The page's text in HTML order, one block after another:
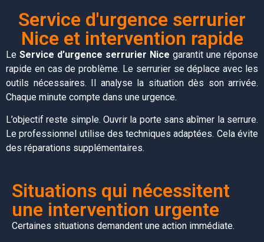
Service d'urgence serrurier
Nice et intervention rapide
Le Service d’urgence serrurier Nice garantit une réponse
rapide en cas de problème. Le serrurier se déplace avec les
outils nécessaires. Il analyse la situation dès son arrivée.
Chaque minute compte dans une urgence.
L’objectif reste simple. Ouvrir la porte sans abîmer la serrure.
Le professionnel utilise des techniques adaptées. Cela évite
des réparations supplémentaires.
Situations qui nécessitent
une intervention urgente
Certaines situations demandent une action immédiate.